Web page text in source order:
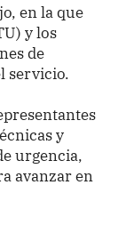
en la que
y los
de
servicio.
y
urgencia,
avanzar en